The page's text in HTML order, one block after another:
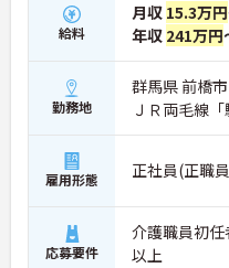
給料
月収 15.3万円
年収 241万円
勤務地
群馬県 前橋
ＪＲ両毛線
雇用形態 正社員(正職
応募要件
介護職員初任
以上